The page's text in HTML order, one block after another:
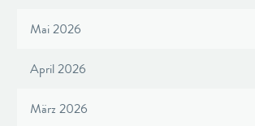
Mai 2026
April 2026
März 2026